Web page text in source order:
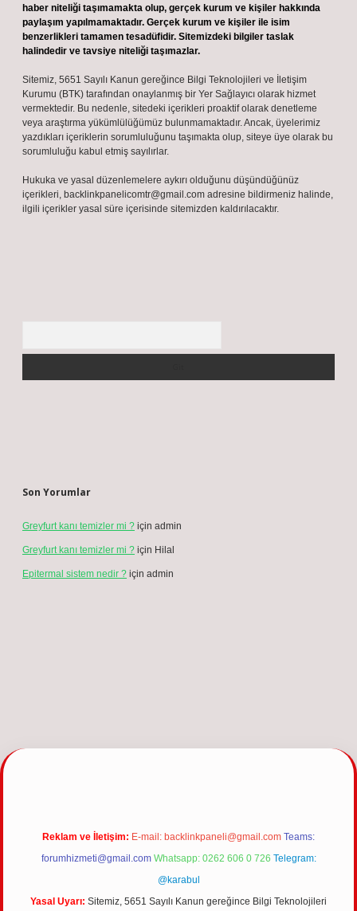
haber niteliği taşımamakta olup, gerçek kurum ve kişiler hakkında
paylaşım yapılmamaktadır. Gerçek kurum ve kişiler ile isim
benzerlikleri tamamen tesadüfidir. Sitemizdeki bilgiler taslak
halindedir ve tavsiye niteliği taşımazlar.
Sitemiz, 5651 Sayılı Kanun gereğince Bilgi Teknolojileri ve İletişim
Kurumu (BTK) tarafından onaylanmış bir Yer Sağlayıcı olarak hizmet
vermektedir. Bu nedenle, sitedeki içerikleri proaktif olarak denetleme
veya araştırma yükümlülüğümüz bulunmamaktadır. Ancak, üyelerimiz
yazdıkları içeriklerin sorumluluğunu taşımakta olup, siteye üye olarak bu
sorumluluğu kabul etmiş sayılırlar.
Hukuka ve yasal düzenlemelere aykırı olduğunu düşündüğünüz
içerikleri, backlinkpanelicomtr@gmail.com adresine bildirmeniz halinde,
ilgili içerikler yasal süre içerisinde sitemizden kaldırılacaktır.
Son Yorumlar
Greyfurt kanı temizler mi ? için admin
Greyfurt kanı temizler mi ? için Hilal
Epitermal sistem nedir ? için admin
giriş
Reklam ve İletişim: E-mail: backlinkpaneli@gmail.com Teams:
forumhizmeti@gmail.com Whatsapp: 0262 606 0 726 Telegram:
@karabul
Yasal Uyarı: Sitemiz, 5651 Sayılı Kanun gereğince Bilgi Teknolojileri